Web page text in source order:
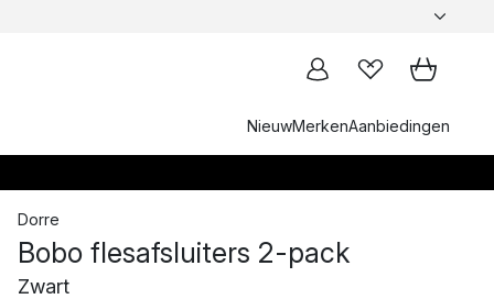
NieuwMerkenAanbiedingen
Dorre
Bobo flesafsluiters 2-pack
Zwart